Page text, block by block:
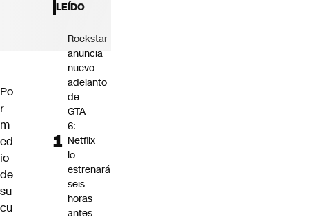
Po
r
m
ed
io
de
su
cu
LEÍDO
Rockstar
anuncia
nuevo
adelanto
de
GTA
6:
Netflix
lo
estrenará
seis
horas
antes